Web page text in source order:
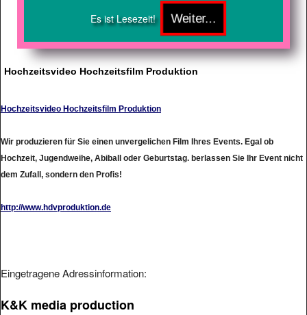
Es ist Lesezeit!
Hochzeitsvideo Hochzeitsfilm Produktion
Hochzeitsvideo Hochzeitsfilm Produktion
Wir produzieren für Sie einen unvergelichen Film Ihres Events. Egal ob
Hochzeit, Jugendweihe, Abiball oder Geburtstag. berlassen Sie Ihr Event nicht
dem Zufall, sondern den Profis!
http://www.hdvproduktion.de
Eingetragene Adressinformation:
K&K media production